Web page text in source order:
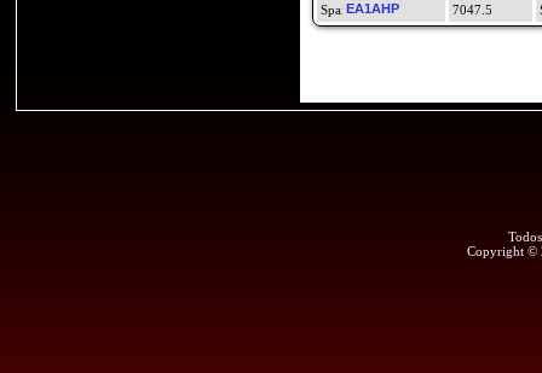
EA1AHP
7047.5
Copyright ©